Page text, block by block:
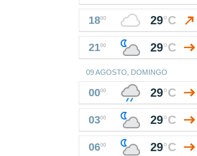
1800 29°C
2100 29°C
09 AGOSTO, DOMINGO
0000 29°C
0300 29°C
0600 29°C